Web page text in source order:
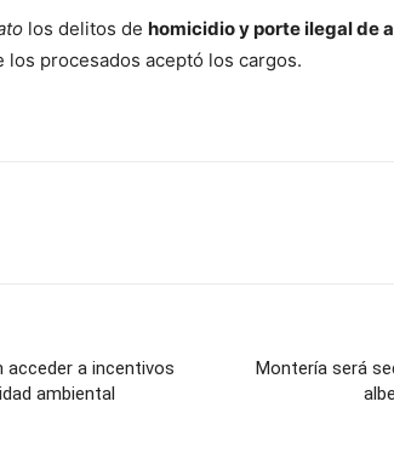
los delitos de homicidio y porte ilegal de
procesados aceptó los cargos.
a incentivos
ambiental
Montería será